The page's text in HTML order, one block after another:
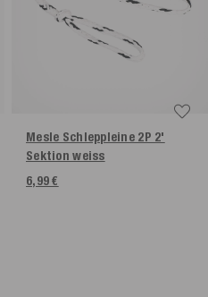
Mesle Schleppleine 2P 2'
Sektion weiss
6,99 €